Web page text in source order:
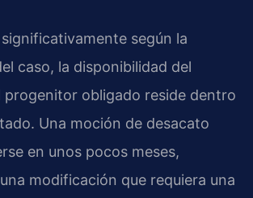
según la
caso, la disponibilidad del
progenitor obligado reside dentro
Una moción de desacato
en unos pocos meses,
modificación que requiera una